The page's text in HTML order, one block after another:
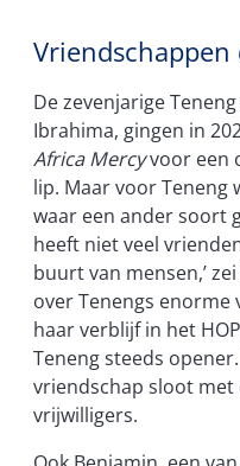
Vriendschappen
De zevenjarige
Ibrahima, gingen in
Africa Mercyvoor een
lip. Maar voor Teneng
waar een ander soort
heeft niet veel
buurt van mensen,’
over Tenengs enorme
haar verblijf in het
Teneng steeds
vriendschap sloot
vrijwilligers.